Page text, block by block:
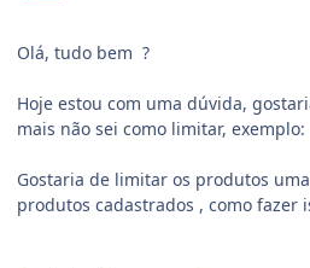
Olá, tudo bem ?
Hoje estou com uma dúvida,
mais não sei como limitar, exemplo:
Gostaria de limitar os produtos
produtos cadastrados , como fazer